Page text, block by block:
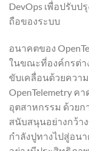
DevOps เพื่อปรับ
ถือของระบบ
อนาคตของ
ในขณะที่องค์กรต่
ขับเคลื่อนด้วยควา
OpenTelemetry ค
อุตสาหกรรม ด้วย
สนับสนุนอย่างกว้า
กำลังปูทางไปสู่อน